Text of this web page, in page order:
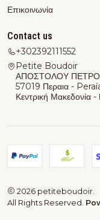
Επικοινωνία
Contact us
+302392111552
Petite Boudoir
ΑΠΟΣΤΟΛΟΥ
57019 Περαια -
Κεντρική Μακεδονία
2026 petiteboudoir.
All Rights Reserved.